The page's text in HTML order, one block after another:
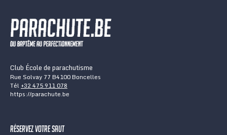
Club École de parachutisme
Rue Solvay 77 B4100 Boncelles
Tél +32 475 911 078
https://parachute.be
Réservez votre saut